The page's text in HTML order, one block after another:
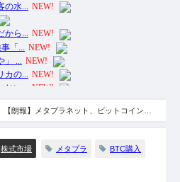
【朗報】メタプラネット、ビットコイン投
株式市場 メタプラ BTC購入